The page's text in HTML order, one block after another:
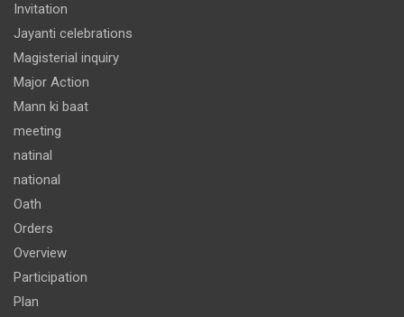
Invitation
Jayanti celebrations
Magisterial inquiry
Major Action
Mann ki baat
meeting
natinal
national
Oath
Orders
Overview
Participation
Plan